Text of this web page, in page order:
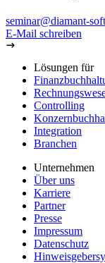
seminar@diamant-
E-Mail schreiben
Lösungen für
Controlling
Integration
Branchen
Unternehmen
Über uns
Karriere
Partner
Presse
Impressum
Datenschutz